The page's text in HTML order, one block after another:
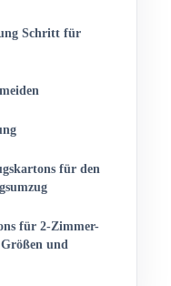
Schritt für
für den
für 2-Zimmer-
und